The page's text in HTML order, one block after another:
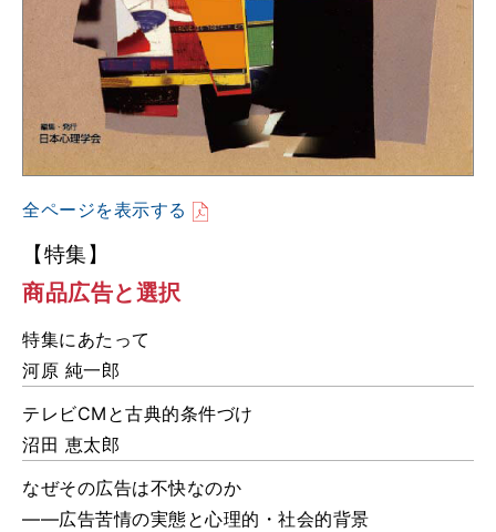
全ページを表示する
【特集】
商品広告と選択
特集にあたって
河原 純一郎
テレビCMと古典的条件づけ
沼田 恵太郎
なぜその広告は不快なのか
――広告苦情の実態と心理的・社会的背景